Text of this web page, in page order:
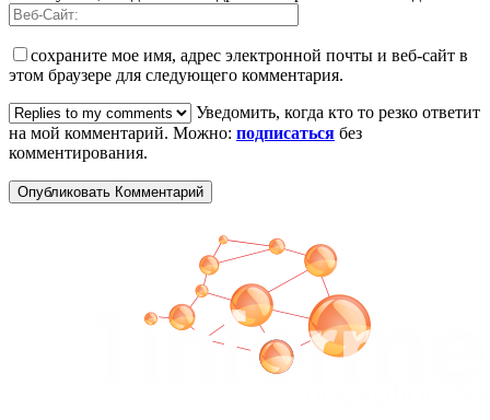
сохраните мое имя, адрес электронной почты и веб-сайт в
этом браузере для следующего комментария.
Уведомить, когда кто то резко ответит
на мой комментарий. Можно: подписаться без
комментирования.